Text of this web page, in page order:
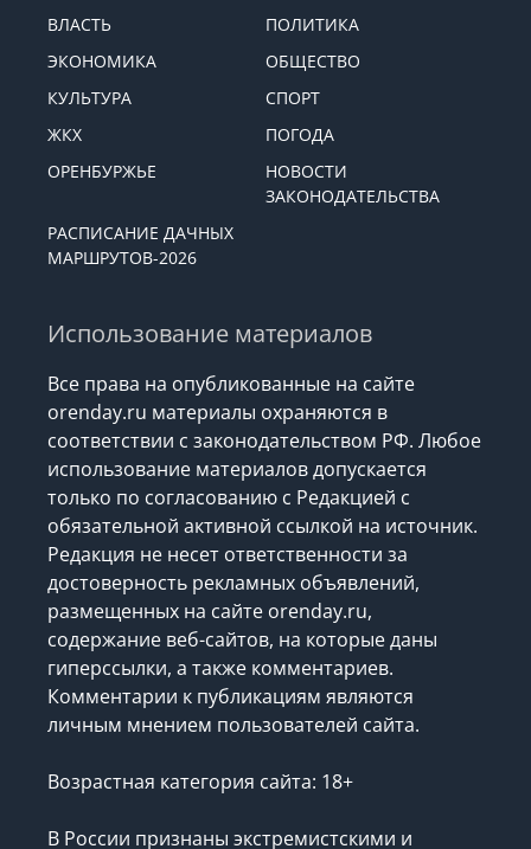
ВЛАСТЬ
ПОЛИТИКА
ЭКОНОМИКА
ОБЩЕСТВО
КУЛЬТУРА
СПОРТ
ЖКХ
ПОГОДА
ОРЕНБУРЖЬЕ
НОВОСТИ
ЗАКОНОДАТЕЛЬСТВА
РАСПИСАНИЕ ДАЧНЫХ
МАРШРУТОВ-2026
Использование материалов
Все права на опубликованные на сайте
orenday.ru материалы охраняются в
соответствии с законодательством РФ. Любое
использование материалов допускается
только по согласованию с Редакцией с
обязательной активной ссылкой на источник.
Редакция не несет ответственности за
достоверность рекламных объявлений,
размещенных на сайте orenday.ru,
содержание веб-сайтов, на которые даны
гиперссылки, а также комментариев.
Комментарии к публикациям являются
личным мнением пользователей сайта.
Возрастная категория сайта: 18+
В России признаны экстремистскими и